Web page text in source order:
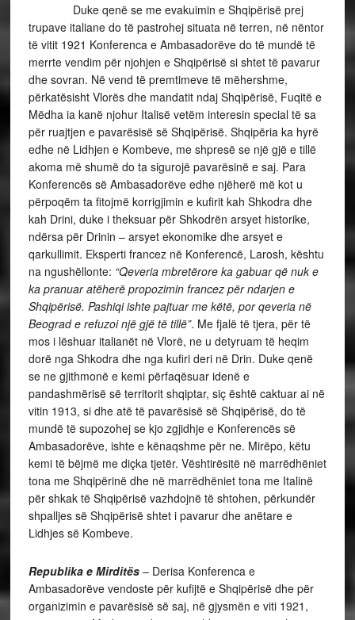
Duke qenë se me evakuimin e Shqipërisë prej
trupave italiane do të pastrohej situata në terren, në nëntor
të vitit 1921 Konferenca e Ambasadorëve do të mundë të
merrte vendim për njohjen e Shqipërisë si shtet të pavarur
dhe sovran. Në vend të premtimeve të mëhershme,
përkatësisht Vlorës dhe mandatit ndaj Shqipërisë, Fuqitë e
Mëdha ia kanë njohur Italisë vetëm interesin special të sa
për ruajtjen e pavarësisë së Shqipërisë. Shqipëria ka hyrë
edhe në Lidhjen e Kombeve, me shpresë se një gjë e tillë
akoma më shumë do ta sigurojë pavarësinë e saj. Para
Konferencës së Ambasadorëve edhe njëherë më kot u
përpoqëm ta fitojmë korrigjimin e kufirit kah Shkodra dhe
kah Drini, duke i theksuar për Shkodrën arsyet historike,
ndërsa për Drinin – arsyet ekonomike dhe arsyet e
qarkullimit. Eksperti francez në Konferencë, Larosh, kështu
na ngushëllonte: “Qeveria mbretërore ka gabuar që nuk e
ka pranuar atëherë propozimin francez për ndarjen e
Shqipërisë. Pashiqi ishte pajtuar me këtë, por qeveria në
Beograd e refuzoi një gjë të tillë”. Me fjalë të tjera, për të
mos i lëshuar italianët në Vlorë, ne u detyruam të heqim
dorë nga Shkodra dhe nga kufiri deri në Drin. Duke qenë
se ne gjithmonë e kemi përfaqësuar idenë e
pandashmërisë së territorit shqiptar, siç është caktuar ai në
vitin 1913, si dhe atë të pavarësisë së Shqipërisë, do të
mundë të supozohej se kjo zgjidhje e Konferencës së
Ambasadorëve, ishte e kënaqshme për ne. Mirëpo, këtu
kemi të bëjmë me diçka tjetër. Vështirësitë në marrëdhëniet
tona me Shqipërinë dhe në marrëdhëniet tona me Italinë
për shkak të Shqipërisë vazhdojnë të shtohen, përkundër
shpalljes së Shqipërisë shtet i pavarur dhe anëtare e
Lidhjes së Kombeve.
Republika e Mirditës– Derisa Konferenca e
Ambasadorëve vendoste për kufijtë e Shqipërisë dhe për
organizimin e pavarësisë së saj, në gjysmën e viti 1921,